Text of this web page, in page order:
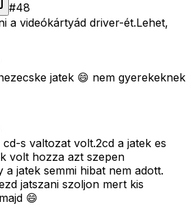
#48
a videókártyád driver-ét.Lehet,
jatek 😄 nem gyerekeknek
s valtozat volt.2cd a jatek es
volt hozza azt szepen
a jatek semmi hibat nem adott.
jatszani szoljon mert kis
😄